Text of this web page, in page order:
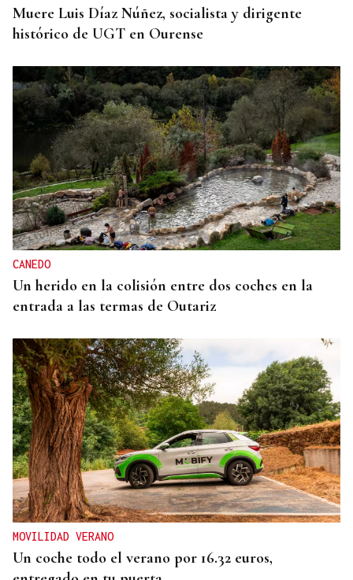
Muere Luis Díaz Núñez, socialista y dirigente
histórico de UGT en Ourense
CANEDO
Un herido en la colisión entre dos coches en la
entrada a las termas de Outariz
MOVILIDAD VERANO
Un coche todo el verano por 16.32 euros,